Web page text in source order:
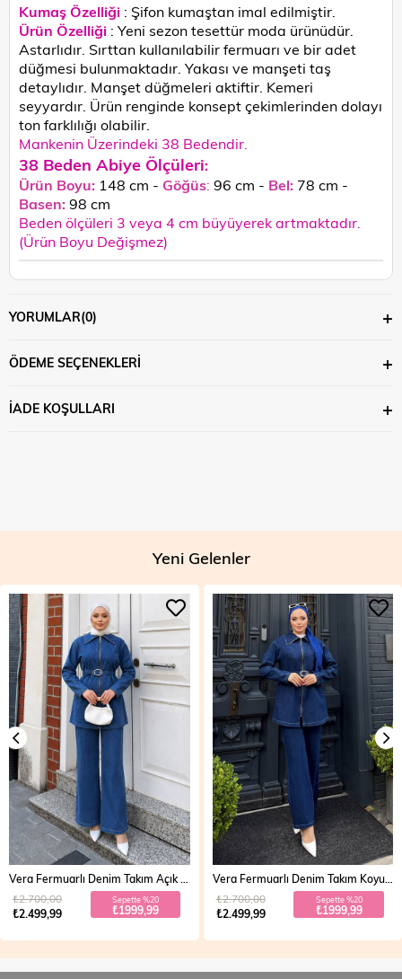
Kumaş Özelliği : Şifon kumaştan imal edilmiştir.
Ürün Özelliği : Yeni sezon tesettür moda ürünüdür.
Astarlıdır. Sırttan kullanılabilir fermuarı ve bir adet
düğmesi bulunmaktadır. Yakası ve manşeti taş
detaylıdır. Manşet düğmeleri aktiftir. Kemeri
seyyardır. Ürün renginde konsept çekimlerinden dolayı
ton farklılığı olabilir.
Mankenin Üzerindeki 38 Bedendir.
38 Beden Abiye Ölçüleri:
Ürün Boyu: 148 cm - Göğüs: 96 cm - Bel: 78 cm -
Basen:98 cm
Beden ölçüleri 3 veya 4 cm büyüyerek artmaktadır.
(Ürün Boyu Değişmez)
YORUMLAR(0)
ÖDEME SEÇENEKLERI
İADE KOŞULLARI
Yeni Gelenler
₺2.499,99
₺2.700,00 Sepette %20
₺1999,99
Vera Fermuarlı Denim Takım Koyu Mavi 19298
₺2.499,99
₺2.700,00 Sepette %20
₺1999,99